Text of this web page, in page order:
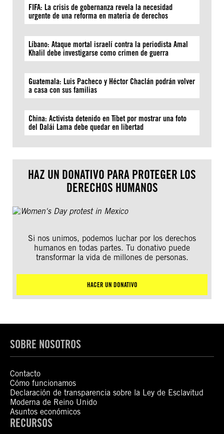
FIFA: La crisis de gobernanza revela la necesidad
urgente de una reforma en materia de derechos
Líbano: Ataque mortal israelí contra la periodista Amal
Khalil debe investigarse como crimen de guerra
Guatemala: Luis Pacheco y Héctor Chaclán podrán volver
a casa con sus familias
China: Activista detenido en Tíbet por mostrar una foto
del Dalái Lama debe quedar en libertad
HAZ UN DONATIVO PARA PROTEGER LOS
DERECHOS HUMANOS
Si nos unimos, podemos luchar por los derechos
humanos en todas partes. Tu donativo puede
transformar la vida de millones de personas.
HACER UN DONATIVO
SOBRE NOSOTROS
Contacto
Cómo funcionamos
Declaración de transparencia sobre la Ley de Esclavitud
Moderna de Reino Unido
Asuntos económicos
RECURSOS